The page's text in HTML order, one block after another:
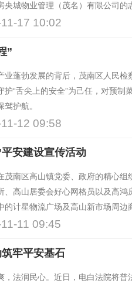
央城物业管理（茂名）有限公司
内容丰富、形式多样的“一感两度”
17 10:02
”
业蓬勃发展的背后，茂南区人民检
护“舌尖上的安全”为己任，对预制
驾护航。
12 09:58
安建设宣传活动
茂南区高山镇党委、政府的精心
、高山居委会好心网格员以及高
的计星物流广场及高山新市场周边
活动。11 09:45
牢平安基石
，法润民心。近日，电白法院将普